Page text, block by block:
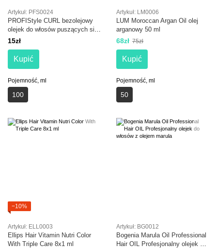
Artykuł: PFS0024
PROFIStyle CURL bezolejowy
olejek do włosów puszących się
100 ml
15zł
Kupić
Pojemność, ml
100
Artykuł: LM0006
LUM Moroccan Argan Oil olej
arganowy 50 ml
68zł 75zł
Kupić
Pojemność, ml
50
−10%
Artykuł: ELL0003
Ellips Hair Vitamin Nutri Color
With Triple Care 8х1 ml
Artykuł: BG0012
Bogenia Marula Oil Professional
Hair OIL Profesjonalny olejek do